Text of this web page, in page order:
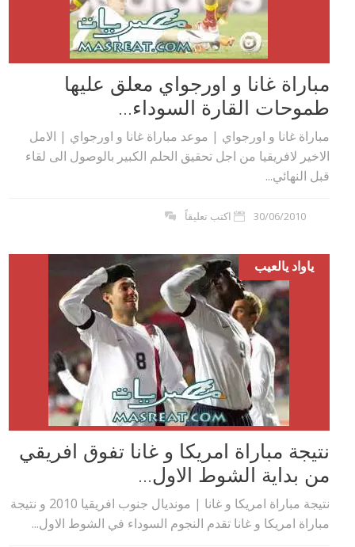
مباراة غانا و اورجواي معلق عليها
طموحات القارة السوداء...
مباراة غانا و اورجواي | موعد مباراة غانا و اورجواي | الامل
الاخير لافريقيا من اجل تحقيق الحلم الكبير بالوصول الى لقاء
قبل النهائي...
30/06/2010 اكتب تعليقاً
ياواد يالعيب
نتيجة مباراة امريكا و غانا تفوق افريقي
من بداية الشوط الاول...
نتيجة مباراة امريكا و غانا | مونديال جنوب افريقيا 2010 و نتيجة
مباراة امريكا و غانا تقدم النجوم السوداء في الشوط الاول...